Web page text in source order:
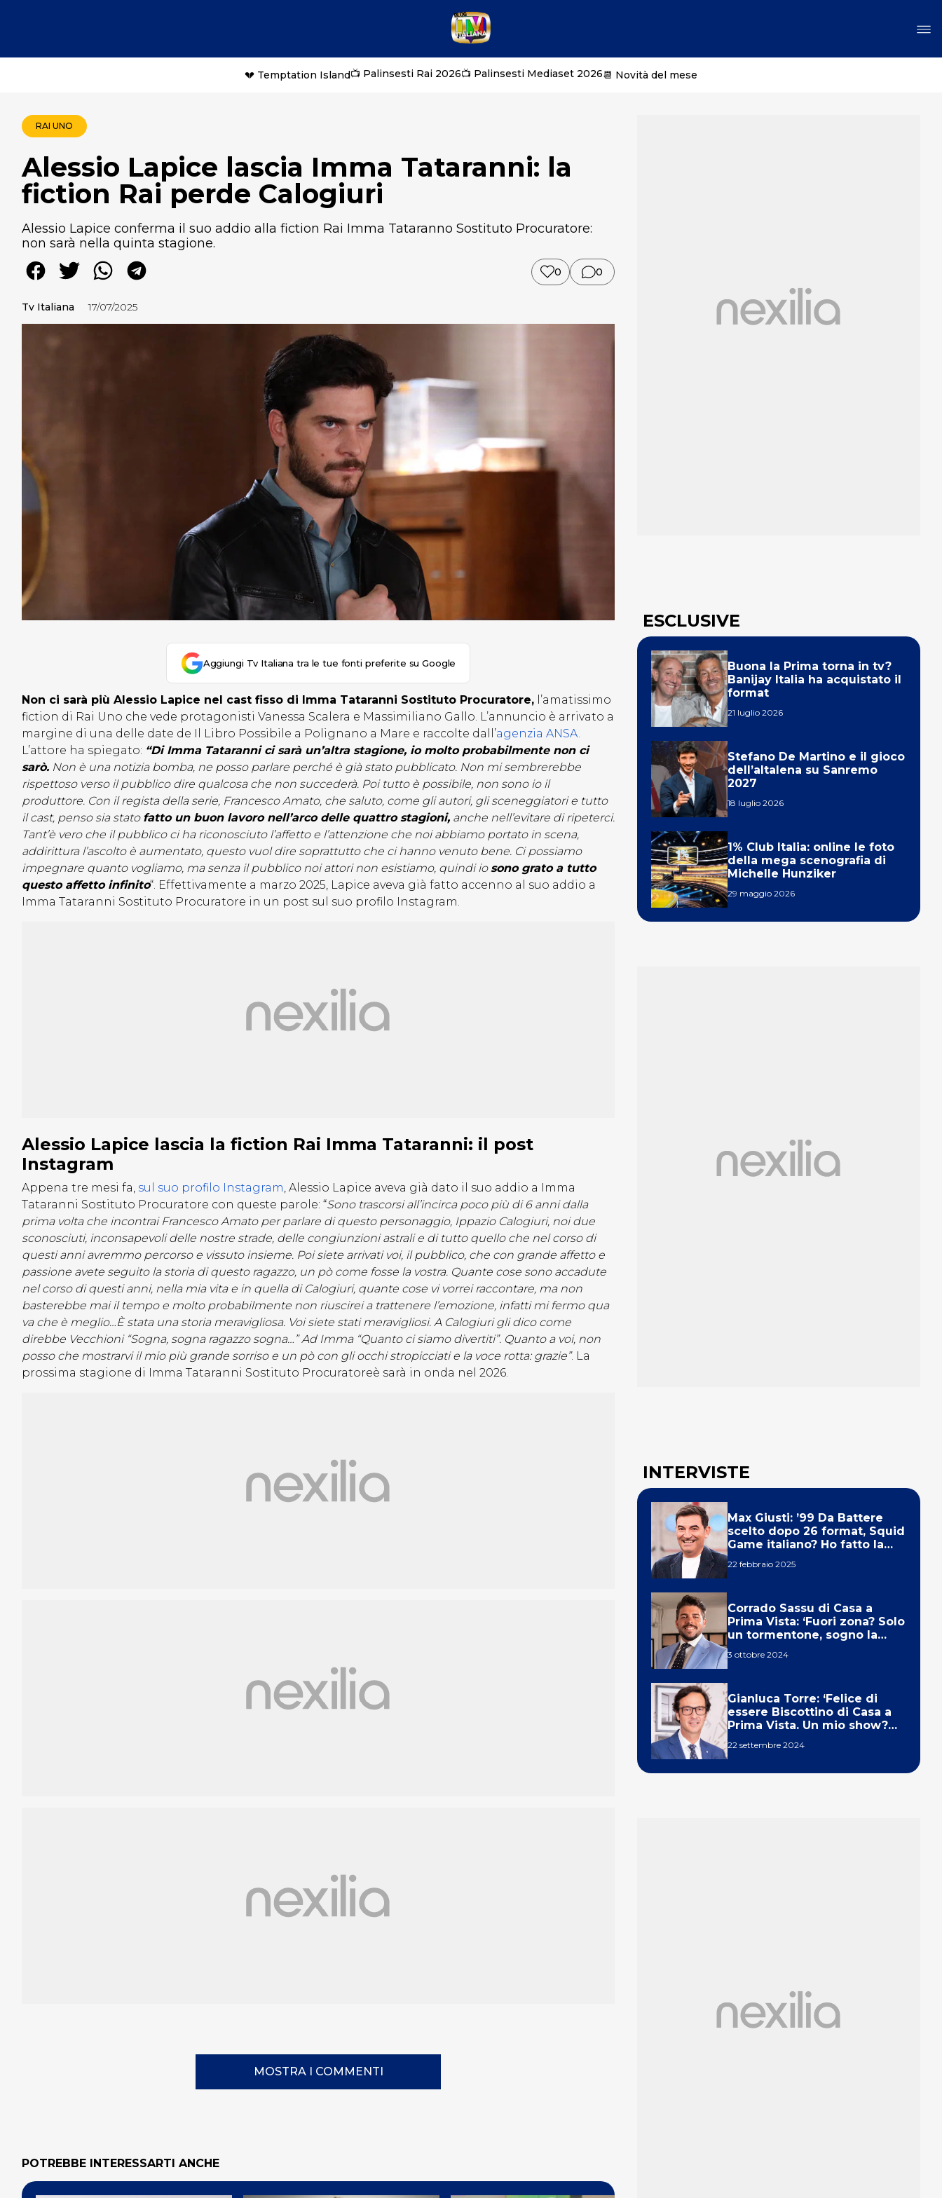
💔 Temptation Island📺 Palinsesti Rai 2026📺 Palinsesti Mediaset 2026📆 Novità del mese
RAI UNO
Alessio Lapice lascia Imma Tataranni: la
fiction Rai perde Calogiuri
Alessio Lapice conferma il suo addio alla fiction Rai Imma Tataranno Sostituto Procuratore:
non sarà nella quinta stagione.
0 0
Tv Italiana 17/07/2025
Aggiungi Tv Italiana tra le tue fonti preferite su Google
Non ci sarà più Alessio Lapice nel cast fisso di Imma Tataranni Sostituto Procuratore, l’amatissimo
fiction di Rai Uno che vede protagonisti Vanessa Scalera e Massimiliano Gallo. L’annuncio è arrivato a
margine di una delle date de Il Libro Possibile a Polignano a Mare e raccolte dall’agenzia ANSA.
L’attore ha spiegato: “Di Imma Tataranni ci sarà un’altra stagione, io molto probabilmente non ci
sarò. Non è una notizia bomba, ne posso parlare perché è già stato pubblicato. Non mi sembrerebbe
rispettoso verso il pubblico dire qualcosa che non succederà. Poi tutto è possibile, non sono io il
produttore. Con il regista della serie, Francesco Amato, che saluto, come gli autori, gli sceneggiatori e tutto
il cast, penso sia stato fatto un buon lavoro nell’arco delle quattro stagioni, anche nell’evitare di ripeterci.
Tant’è vero che il pubblico ci ha riconosciuto l’affetto e l’attenzione che noi abbiamo portato in scena,
addirittura l’ascolto è aumentato, questo vuol dire soprattutto che ci hanno venuto bene. Ci possiamo
impegnare quanto vogliamo, ma senza il pubblico noi attori non esistiamo, quindi iosono grato a tutto
questo affetto infinito“. Effettivamente a marzo 2025, Lapice aveva già fatto accenno al suo addio a
Imma Tataranni Sostituto Procuratore in un post sul suo profilo Instagram.
Alessio Lapice lascia la fiction Rai Imma Tataranni: il post
Instagram
Appena tre mesi fa, sul suo profilo Instagram, Alessio Lapice aveva già dato il suo addio a Imma
Tataranni Sostituto Procuratore con queste parole: “Sono trascorsi all’incirca poco più di 6 anni dalla
prima volta che incontrai Francesco Amato per parlare di questo personaggio, Ippazio Calogiuri, noi due
sconosciuti, inconsapevoli delle nostre strade, delle congiunzioni astrali e di tutto quello che nel corso di
questi anni avremmo percorso e vissuto insieme. Poi siete arrivati voi, il pubblico, che con grande affetto e
passione avete seguito la storia di questo ragazzo, un pò come fosse la vostra. Quante cose sono accadute
nel corso di questi anni, nella mia vita e in quella di Calogiuri, quante cose vi vorrei raccontare, ma non
basterebbe mai il tempo e molto probabilmente non riuscirei a trattenere l’emozione, infatti mi fermo qua
va che è meglio…È stata una storia meravigliosa. Voi siete stati meravigliosi. A Calogiuri gli dico come
direbbe Vecchioni “Sogna, sogna ragazzo sogna…” Ad Imma “Quanto ci siamo divertiti”. Quanto a voi, non
posso che mostrarvi il mio più grande sorriso e un pò con gli occhi stropicciati e la voce rotta: grazie”. La
prossima stagione di Imma Tataranni Sostituto Procuratoreè sarà in onda nel 2026.
MOSTRA I COMMENTI
POTREBBE INTERESSARTI ANCHE
ESCLUSIVE
Buona la Prima torna in tv?
Banijay Italia ha acquistato il
format
21 luglio 2026
Stefano De Martino e il gioco
dell’altalena su Sanremo
2027
18 luglio 2026
1% Club Italia: online le foto
della mega scenografia di
Michelle Hunziker
29 maggio 2026
INTERVISTE
Max Giusti: ’99 Da Battere
scelto dopo 26 format, Squid
Game italiano? Ho fatto la
22 febbraio 2025
Corrado Sassu di Casa a
Prima Vista: ‘Fuori zona? Solo
un tormentone, sogno la
3 ottobre 2024
Gianluca Torre: ‘Felice di
essere Biscottino di Casa a
Prima Vista. Un mio show?
22 settembre 2024